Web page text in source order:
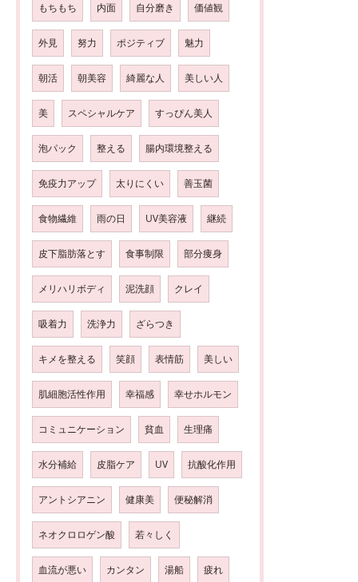
もちもち 内面 自分磨き 価値観
外見 努力 ポジティブ 魅力
朝活 朝美容 綺麗な人 美しい人
美 スペシャルケア すっぴん美人
泡パック 整える 腸内環境整える
免疫力アップ 太りにくい 善玉菌
食物繊維 雨の日 UV美容液 継続
皮下脂肪落とす 食事制限 部分痩身
メリハリボディ 泥洗顔 クレイ
吸着力 洗浄力 ざらつき
キメを整える 笑顔 表情筋 美しい
肌細胞活性作用 幸福感 幸せホルモン
コミュニケーション 貧血 生理痛
水分補給 皮脂ケア UV 抗酸化作用
アントシアニン 健康美 便秘解消
ネオクロロゲン酸 若々しく
血流が悪い カンタン 湯船 疲れ